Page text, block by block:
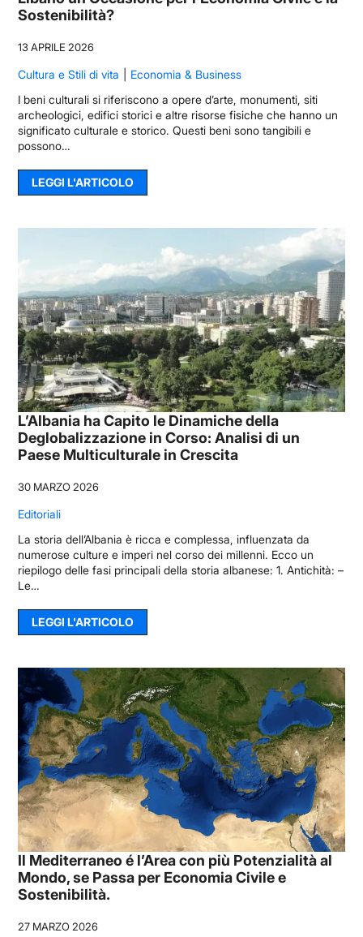
Sostenibilità?
13 APRILE 2026
Cultura e Stili di vita
Economia & Business
I beni culturali si riferiscono a opere d’arte, monumenti, siti
archeologici, edifici storici e altre risorse fisiche che hanno un
significato culturale e storico. Questi beni sono tangibili e
possono…
LEGGI L'ARTICOLO
L’Albania ha Capito le Dinamiche della
Deglobalizzazione in Corso: Analisi di un
Paese Multiculturale in Crescita
30 MARZO 2026
Editoriali
La storia dell’Albania è ricca e complessa, influenzata da
numerose culture e imperi nel corso dei millenni. Ecco un
riepilogo delle fasi principali della storia albanese: 1. Antichità: –
Le…
LEGGI L'ARTICOLO
Il Mediterraneo é l’Area con più Potenzialità al
Mondo, se Passa per Economia Civile e
Sostenibilità.
27 MARZO 2026